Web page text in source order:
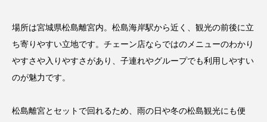
場所は宮城県松島離宮内。松島海岸駅から近く、観光の前後に立
ち寄りやすい立地です。チェーン店ならではのメニューのわかり
やすさや入りやすさがあり、子連れやグループでも利用しやすい
のが魅力です。
松島離宮とセットで回れるため、雨の日や冬の松島観光にも便